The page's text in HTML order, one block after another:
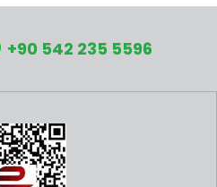
+90 542 235 5596